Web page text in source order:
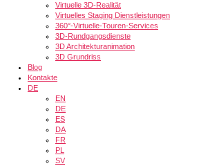
Virtuelle 3D-Realität
Virtuelles Staging Dienstleistungen
360°-Virtuelle-Touren-Services
3D-Rundgangsdienste
3D Architekturanimation
3D Grundriss
Blog
Kontakte
DE
EN
DE
ES
DA
FR
PL
SV